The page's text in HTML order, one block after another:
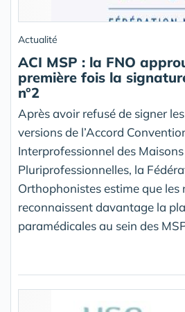
Actualité
ACI MSP : la FNO
première fois la
n°2
Après avoir refusé de signer
versions de l’Accord
Interprofessionnel des
Pluriprofessionnelles, la
Orthophonistes estime que les
reconnaissent davantage la
paramédicales au sein des